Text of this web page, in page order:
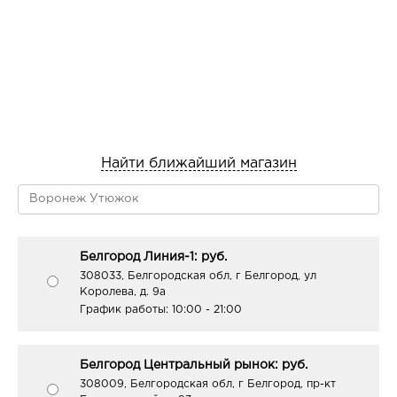
Найти ближайший магазин
Белгород Линия-1: руб.
308033, Белгородская обл, г Белгород, ул
Королева, д. 9а
График работы: 10:00 - 21:00
Белгород Центральный рынок: руб.
308009, Белгородская обл, г Белгород, пр-кт